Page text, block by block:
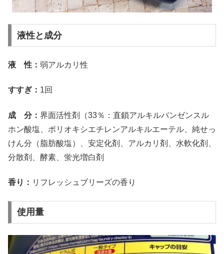
液性と成分
液 性： 弱アルカリ性
すすぎ： 1回
成 分： 界面活性剤（33％：直鎖アルキルバンゼンスル
ホン酸塩、ポリオキシエチレンアルキルエーテル、純せっ
けん分（脂肪酸塩）、安定化剤、アルカリ剤、水軟化剤、
分散剤、酵素、蛍光増白剤
香り： リフレッシュブリーズの香り
使用量